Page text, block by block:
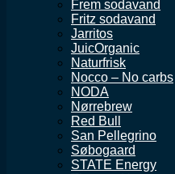
Frem sodavand
Fritz sodavand
Jarritos
JuicOrganic
Naturfrisk
Nocco – No carbs
NODA
Nørrebrew
Red Bull
San Pellegrino
Søbogaard
STATE Energy